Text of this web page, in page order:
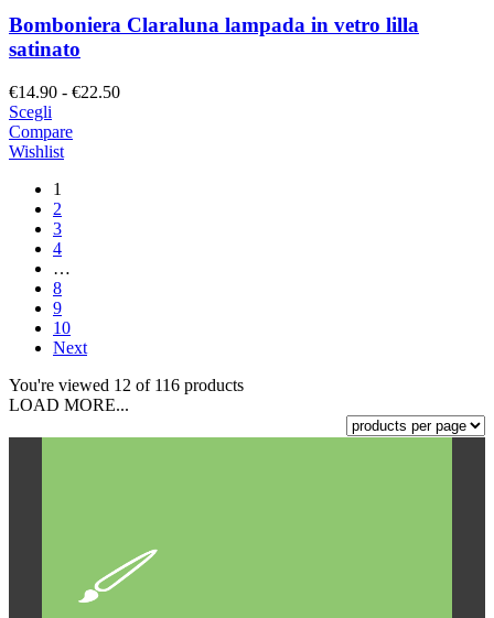
Bomboniera Claraluna lampada in vetro lilla
satinato
€14.90 - €22.50Fascia
Scegli
Compare
Wishlist
1
2
3
4
…
8
9
10
Next
You're viewed 12 of 116 products
LOAD MORE...